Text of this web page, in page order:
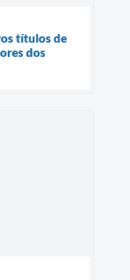
títulos de
dos